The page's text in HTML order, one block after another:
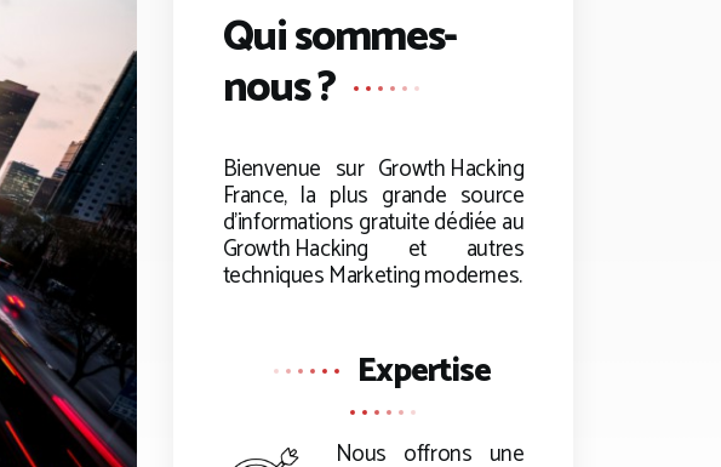
Qui sommes-
nous ?
Bienvenue sur Growth Hacking
France, la plus grande source
d’informations gratuite dédiée au
Growth Hacking et autres
techniques Marketing modernes.
Expertise
Nous offrons une